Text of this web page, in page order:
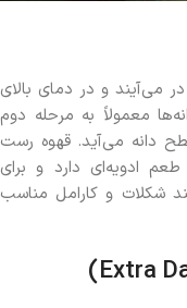
می‌آیند و در دمای بالای
معمولاً به مرحله دوم
دانه می‌آید. قهوه رست
ادویه‌ای دارد و برای
شکلات و کارامل مناسب